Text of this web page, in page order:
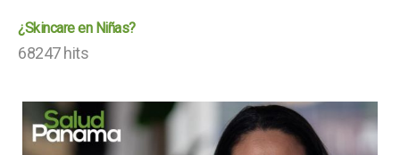
¿Skincare en Niñas?
68247 hits